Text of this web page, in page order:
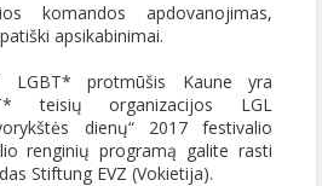
komandos apdovanojimas,
apsikabinimai.
LGBT* protmūšis Kaune yra
teisių organizacijos LGL
dienų“ 2017 festivalio
renginių programą galite rasti
Stiftung EVZ (Vokietija).